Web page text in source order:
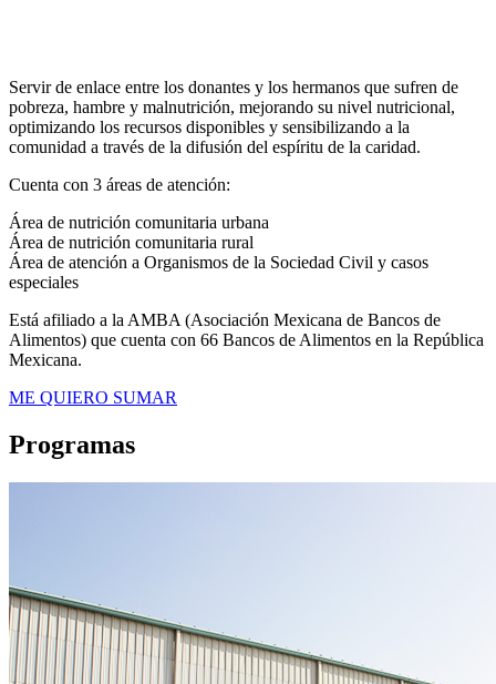
Servir de enlace entre los donantes y los hermanos que sufren de
pobreza, hambre y malnutrición, mejorando su nivel nutricional,
optimizando los recursos disponibles y sensibilizando a la
comunidad a través de la difusión del espíritu de la caridad.
Cuenta con 3 áreas de atención:
Área de nutrición comunitaria urbana
Área de nutrición comunitaria rural
Área de atención a Organismos de la Sociedad Civil y casos
especiales
Está afiliado a la AMBA (Asociación Mexicana de Bancos de
Alimentos) que cuenta con 66 Bancos de Alimentos en la República
Mexicana.
ME QUIERO SUMAR
Programas